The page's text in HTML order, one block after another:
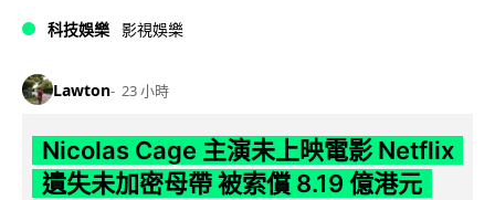
科技娛樂 影視娛樂
Lawton 23 小時
Nicolas Cage 主演未上映電影 Netflix
遺失未加密母帶 被索償 8.19 億港元